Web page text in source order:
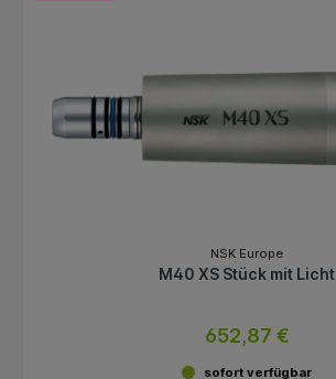
NSK Europe
M40 XS Stück mit Licht
652,87 €
sofort verfügbar